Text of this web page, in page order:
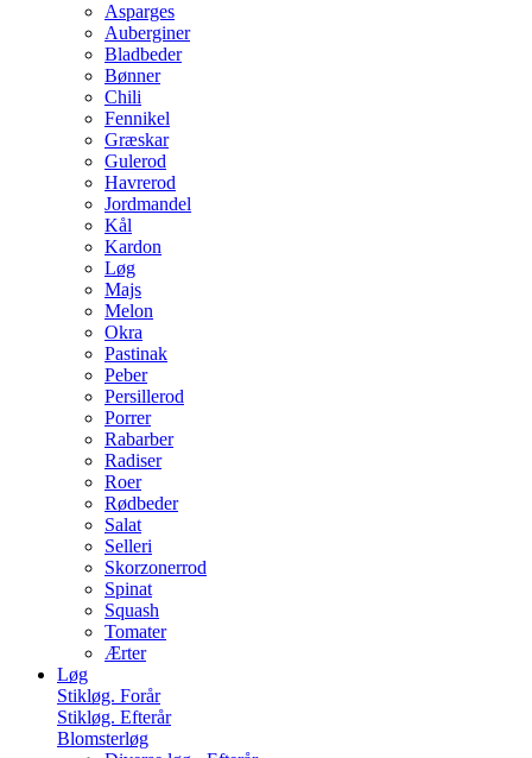
Asparges
Auberginer
Bladbeder
Bønner
Chili
Fennikel
Græskar
Gulerod
Havrerod
Jordmandel
Kål
Kardon
Løg
Majs
Melon
Okra
Pastinak
Peber
Persillerod
Porrer
Rabarber
Radiser
Roer
Rødbeder
Salat
Selleri
Skorzonerrod
Spinat
Squash
Tomater
Ærter
Løg
Stikløg. Forår
Stikløg. Efterår
Blomsterløg